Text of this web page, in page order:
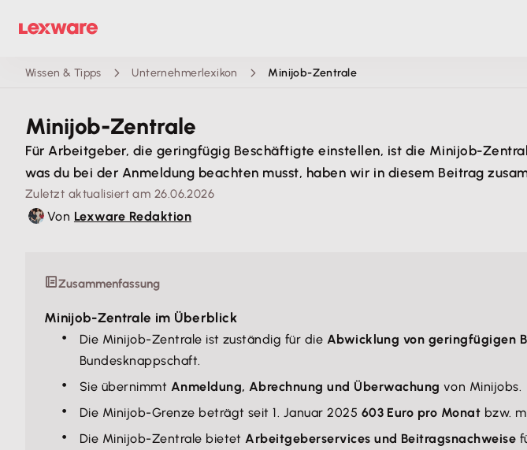
Wissen & Tipps Unternehmerlexikon Minijob-Zentrale
Minijob-Zentrale
Für Arbeitgeber, die geringfügig Beschäftigte einstellen, ist die Minijob-
was du bei der Anmeldung beachten musst, haben wir in diesem Beitrag
Zuletzt aktualisiert am 26.06.2026
Von Lexware Redaktion
Zusammenfassung
Minijob-Zentrale im Überblick
Die Minijob-Zentrale ist zuständig für die Abwicklung von geringfügigen
Bundesknappschaft.
Sie übernimmt Anmeldung, Abrechnung und Überwachung von Minijobs.
Die Minijob-Grenze beträgt seit 1. Januar 2025 603 Euro pro Monat bzw.
Die Minijob-Zentrale bietetArbeitgeberservices und Beitragsnachweise